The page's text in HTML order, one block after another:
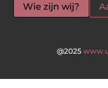
Wie zijn wij?
@2025